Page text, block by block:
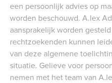
IN HOUSE
een persoonlijk advies op
worden beschouwd. A.lex
aansprakelijk worden
rechtzoekenden kunnen
van deze algemene
situatie. Gelieve voor
nemen met het team van